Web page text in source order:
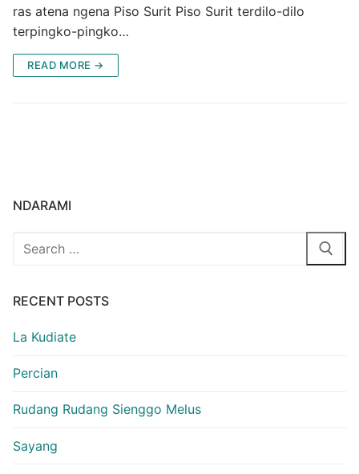
ras atena ngena Piso Surit Piso Surit terdilo-dilo
terpingko-pingko…
READ MORE →
NDARAMI
Search
RECENT POSTS
La Kudiate
Percian
Rudang Rudang Sienggo Melus
Sayang